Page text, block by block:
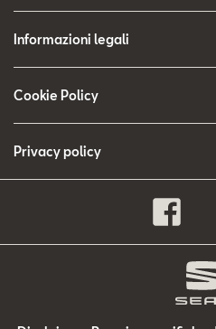
Informazioni legali
Cookie Policy
Privacy policy